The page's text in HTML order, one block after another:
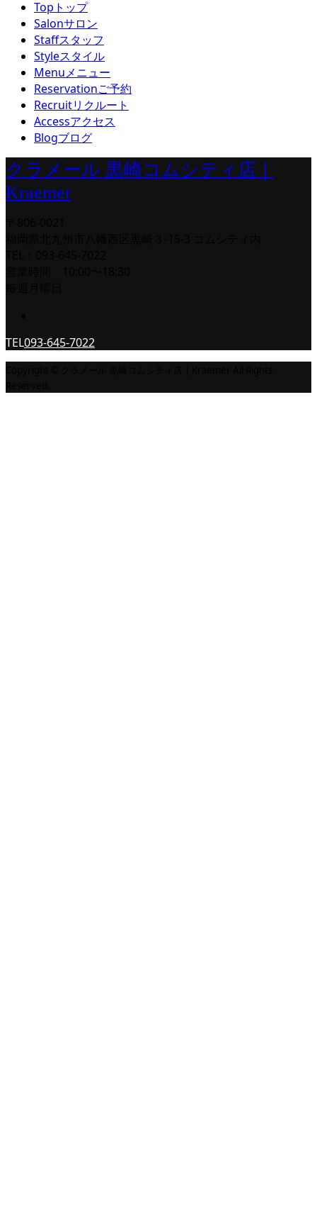
Top トップ
Salonサロン
Staffスタッフ
Styleスタイル
Menuメニュー
Reservationご予約
Recruitリクルート
Accessアクセス
Blogブログ
クラメール 黒崎コムシティ店｜
Kraemer
TEL093-645-7022